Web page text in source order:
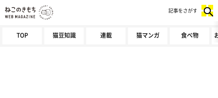
TOP 猫豆知識 連載 猫マンガ 食べ物
記事をさがす